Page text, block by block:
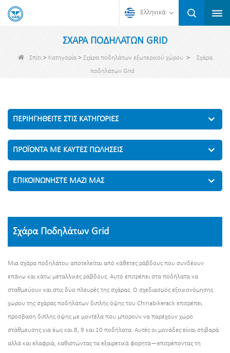
Ελληνικά
ΣΧΆΡΑ ΠΟΔΗΛΆΤΩΝ GRID
Σπίτι> Κατηγορία> Σχάρα ποδηλάτων εξωτερικού χώρου >
Σχάρα
ποδηλάτων Grid
ΠΕΡΙΗΓΗΘΕΊΤΕ ΣΤΙΣ ΚΑΤΗΓΟΡΊΕΣ
ΠΡΟΪΌΝΤΑ ΜΕ ΚΑΥΤΈΣ ΠΩΛΉΣΕΙΣ
ΕΠΙΚΟΙΝΩΝΉΣΤΕ ΜΑΖΊ ΜΑΣ
Σχάρα Ποδηλάτων Grid
Μια σχάρα ποδηλάτου αποτελείται από κάθετες ράβδους που συνδέουν
επάνω και κάτω μεταλλικές ράβδους. Αυτό επιτρέπει στα ποδήλατα να
σταθμεύουν και στις δύο πλευρές της σχάρας. Ο σχεδιασμός εξοικονόμησης
χώρου της σχάρας ποδηλάτων διπλής όψης του Chinabikerack επιτρέπει
πρόσβαση διπλής όψης με μοντέλα που μπορούν να παρέχουν χώρο
στάθμευσης για έως και 8, 9 και 10 ποδήλατα. Αυτές οι μονάδες είναι στιβαρά
αλλά και ελαφριά, καθιστώντας τα εξαιρετικά φορητά—επιτρέποντας τη